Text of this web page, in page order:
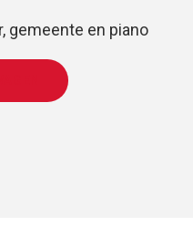
gemeente en piano